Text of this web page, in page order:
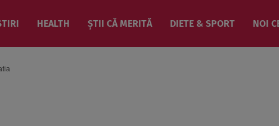
HEALTH ȘTII CĂ MERITĂ DIETE & SPORT NOI